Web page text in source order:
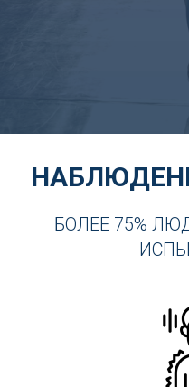
БОЛЕЕ 75%